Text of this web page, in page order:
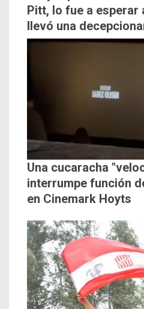
Pitt, lo fue a esperar
llevó una
Una cucaracha
interrumpe función
en Cinemark Hoyts